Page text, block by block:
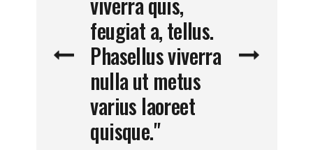
feugiat a, tellus.
Phasellus viverra
nulla ut metus
varius laoreet
quisque."
quam